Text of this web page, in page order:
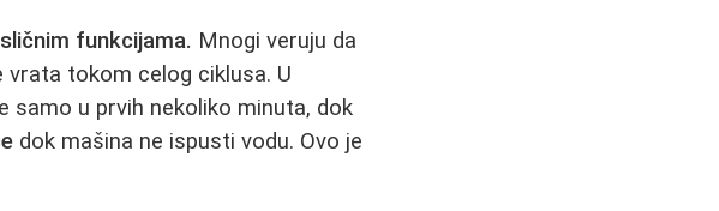
funkcijama. Mnogi veruju da
vrata tokom celog ciklusa. U
samo u prvih nekoliko minuta, dok
dok mašina ne ispusti vodu. Ovo je